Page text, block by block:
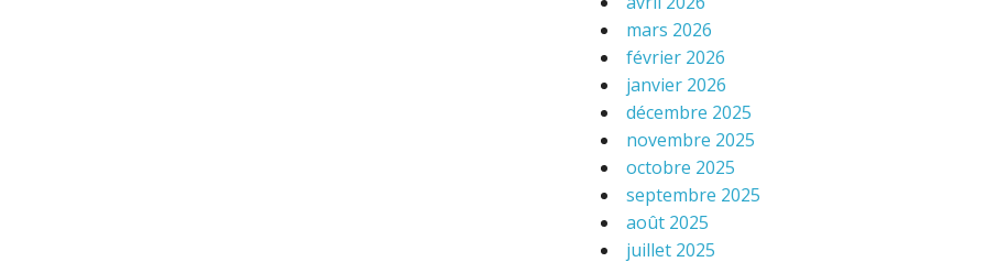
mars 2026
février 2026
janvier 2026
décembre 2025
novembre 2025
octobre 2025
septembre 2025
août 2025
juillet 2025